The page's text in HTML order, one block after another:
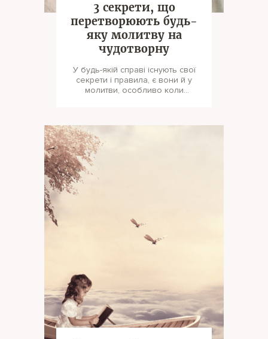
3 секрети, що
перетворюють будь-
яку молитву на
чудотворну
У будь-якій справі існують свої
секрети і правила, є вони й у
молитви, особливо коли